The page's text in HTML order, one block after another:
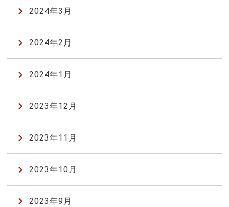
2024年3月
2024年2月
2024年1月
2023年12月
2023年11月
2023年10月
2023年9月